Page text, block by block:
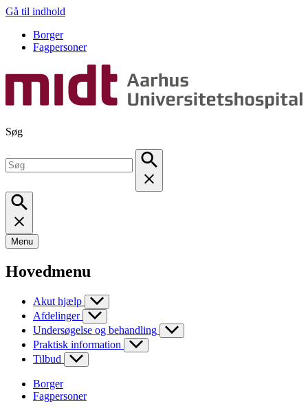
Gå til indhold
Borger
Fagpersoner
Søg
Menu
Hovedmenu
Akut hjælp
Afdelinger
Undersøgelse og behandling
Praktisk information
Tilbud
Borger
Fagpersoner